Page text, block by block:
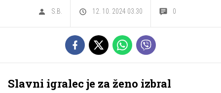
S.B. 12. 10. 2024 03.30 0
Slavni igralec je za ženo izbral